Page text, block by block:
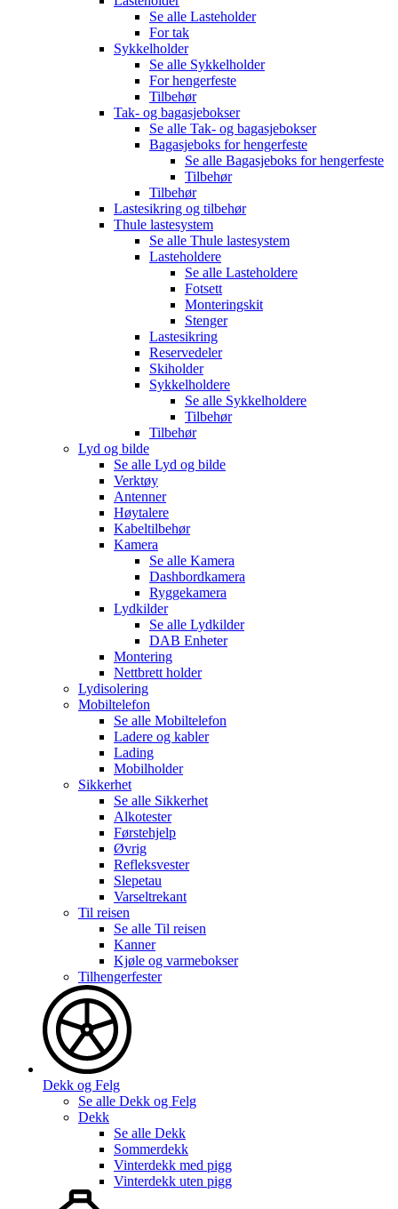
Se alle Lasteholder
For tak
Sykkelholder
Se alle Sykkelholder
For hengerfeste
Tilbehør
Tak- og bagasjebokser
Se alle Tak- og bagasjebokser
Bagasjeboks for hengerfeste
Se alle Bagasjeboks for hengerfeste
Tilbehør
Tilbehør
Lastesikring og tilbehør
Thule lastesystem
Se alle Thule lastesystem
Lasteholdere
Se alle Lasteholdere
Fotsett
Monteringskit
Stenger
Lastesikring
Reservedeler
Skiholder
Sykkelholdere
Se alle Sykkelholdere
Tilbehør
Tilbehør
Lyd og bilde
Se alle Lyd og bilde
Verktøy
Antenner
Høytalere
Kabeltilbehør
Kamera
Se alle Kamera
Dashbordkamera
Ryggekamera
Lydkilder
Se alle Lydkilder
DAB Enheter
Montering
Nettbrett holder
Lydisolering
Mobiltelefon
Se alle Mobiltelefon
Ladere og kabler
Lading
Mobilholder
Sikkerhet
Se alle Sikkerhet
Alkotester
Førstehjelp
Øvrig
Refleksvester
Slepetau
Varseltrekant
Til reisen
Se alle Til reisen
Kanner
Kjøle og varmebokser
Tilhengerfester
Dekk og Felg
Se alle Dekk og Felg
Dekk
Se alle Dekk
Sommerdekk
Vinterdekk med pigg
Vinterdekk uten pigg